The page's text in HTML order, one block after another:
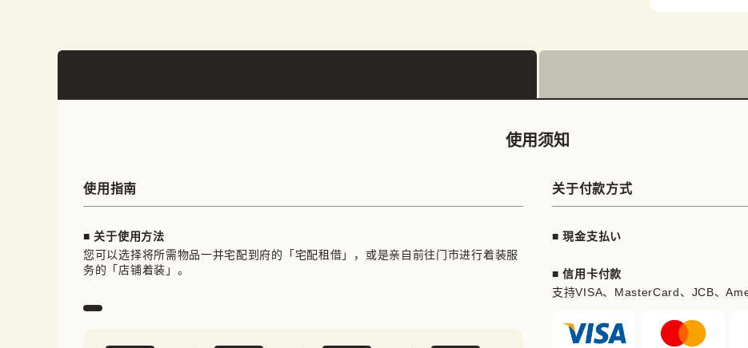
使用须知
使用指南
■ 关于使用方法
您可以选择将所需物品一并宅配到府的「宅配租借」，或是亲自前往门市进行着装服
务的「店铺着装」。
关于付款方式
■ 現金支払い
■ 信用卡付款
支持VISA、MasterCard、JCB、